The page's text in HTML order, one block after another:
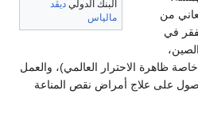
البنك الدولي ديڤد
مالپاس
من
في
(خاصة ظاهرة الاحترار العالمي)، والعمل
على علاج أمراض نقص المناعة